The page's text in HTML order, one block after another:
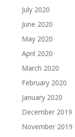
July 2020
June 2020
May 2020
April 2020
March 2020
February 2020
January 2020
December 2019
November 2019